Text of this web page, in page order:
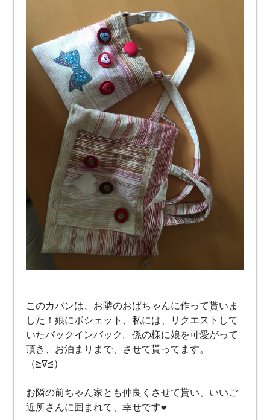
このカバンは、お隣のおばちゃんに作って貰いま
した！娘にボシェット、私には、リクエストして
いたバックインバック。孫の様に娘を可愛がって
頂き、お泊まりまで、させて貰ってます。
（≧∇≦）
お隣の前ちゃん家とも仲良くさせて貰い、いいご
近所さんに囲まれて、幸せです❤︎